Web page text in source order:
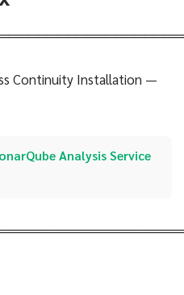
Continuity Installation —
Analysis Service